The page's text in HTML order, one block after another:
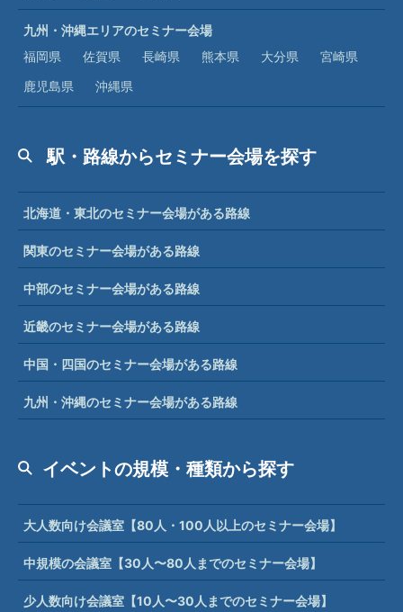
九州・沖縄エリアのセミナー会場
福岡県
佐賀県 長崎県 熊本県 大分県
宮崎県
鹿児島県
沖縄県
駅・路線からセミナー会場を探す
北海道・東北のセミナー会場がある路線
関東のセミナー会場がある路線
中部のセミナー会場がある路線
近畿のセミナー会場がある路線
中国・四国のセミナー会場がある路線
九州・沖縄のセミナー会場がある路線
イベントの規模・種類から探す
大人数向け会議室【80人・100人以上のセミナー会場】
中規模の会議室【30人〜80人までのセミナー会場】
少人数向け会議室【10人〜30人までのセミナー会場】